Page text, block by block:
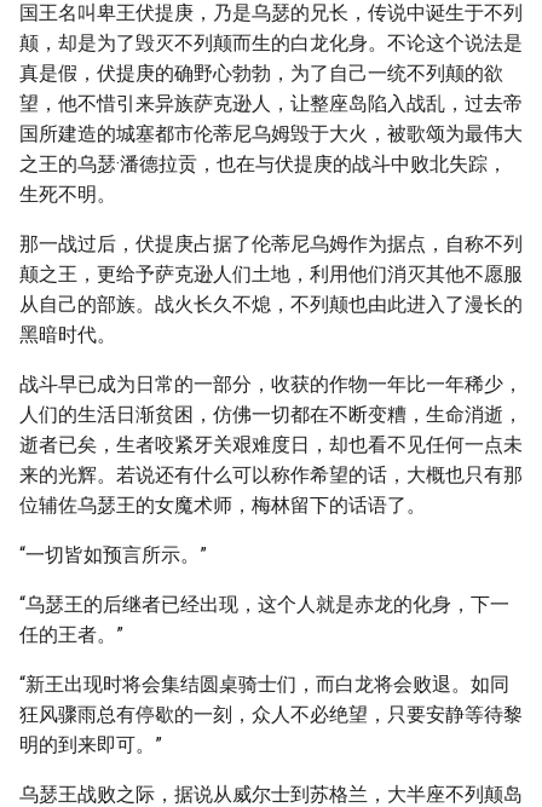
国王名叫卑王伏提庚，乃是乌瑟的兄长，传说中诞生于不列
颠，却是为了毁灭不列颠而生的白龙化身。不论这个说法是
真是假，伏提庚的确野心勃勃，为了自己一统不列颠的欲
望，他不惜引来异族萨克逊人，让整座岛陷入战乱，过去帝
国所建造的城塞都市伦蒂尼乌姆毁于大火，被歌颂为最伟大
之王的乌瑟·潘德拉贡，也在与伏提庚的战斗中败北失踪，
生死不明。
那一战过后，伏提庚占据了伦蒂尼乌姆作为据点，自称不列
颠之王，更给予萨克逊人们土地，利用他们消灭其他不愿服
从自己的部族。战火长久不熄，不列颠也由此进入了漫长的
黑暗时代。
战斗早已成为日常的一部分，收获的作物一年比一年稀少，
人们的生活日渐贫困，仿佛一切都在不断变糟，生命消逝，
逝者已矣，生者咬紧牙关艰难度日，却也看不见任何一点未
来的光辉。若说还有什么可以称作希望的话，大概也只有那
位辅佐乌瑟王的女魔术师，梅林留下的话语了。
“一切皆如预言所示。”
“乌瑟王的后继者已经出现，这个人就是赤龙的化身，下一
任的王者。”
“新王出现时将会集结圆桌骑士们，而白龙将会败退。如同
狂风骤雨总有停歇的一刻，众人不必绝望，只要安静等待黎
明的到来即可。”
乌瑟王战败之际，据说从威尔士到苏格兰，大半座不列颠岛